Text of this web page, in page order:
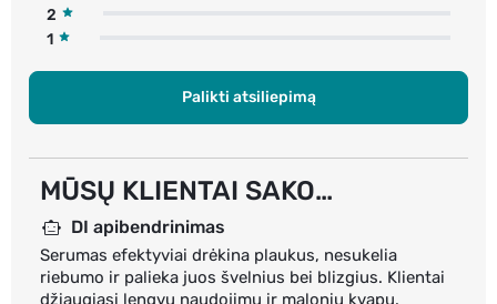
2
1
Palikti atsiliepimą
MŪSŲ KLIENTAI SAKO…
DI apibendrinimas
Serumas efektyviai drėkina plaukus, nesukelia
riebumo ir palieka juos švelnius bei blizgius. Klientai
džiaugiasi lengvu naudojimu ir maloniu kvapu.